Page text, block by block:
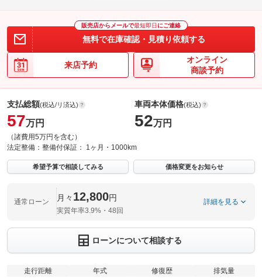
販売店からメールで最短即日 にご連絡
無料で在庫確認・見積り依頼する
来店予約
オンライン
商談予約
支払総額(税込/リ済込)
57万円
（諸費用5万円を含む）
車両本体価格(税込)
52万円
法定整備： 整備付保証： 1ヶ月・1000km
希望予算で相談してみる 価格変更をお知らせ
通常ローン 月々 12,800円
実質年率3.9%・48回
詳細を見る
ローンについて相談する
走行距離 年式 修復歴 排気量